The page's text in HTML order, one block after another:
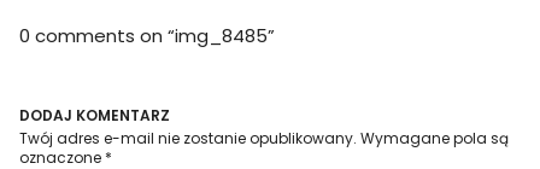
Niezwyczajne ściany
Dom na kółkach
0 comments on “img_8485”
DODAJ KOMENTARZ
Twój adres e-mail nie zostanie opublikowany. Wymagane pola są
oznaczone *